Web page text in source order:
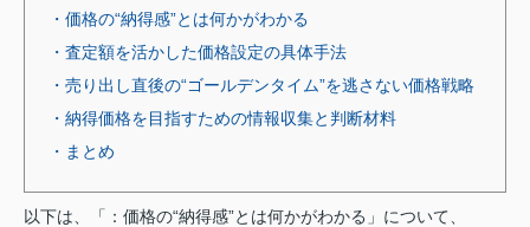
・価格の“納得感”とは何かがわかる
・査定額を活かした価格設定の具体手法
・売り出し直後の“ゴールデンタイム”を逃さない価格戦略
・納得価格を目指すための情報収集と判断材料
・まとめ
以下は、「：価格の“納得感”とは何かがわかる」について、